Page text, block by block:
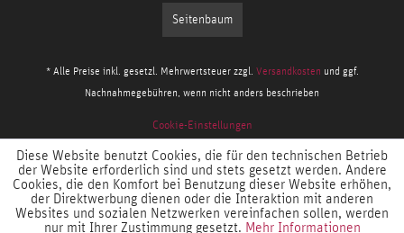
Seitenbaum
* Alle Preise inkl. gesetzl. Mehrwertsteuer zzgl. Versandkosten und ggf.
Nachnahmegebühren, wenn nicht anders beschrieben
Cookie-Einstellungen
Diese Website benutzt Cookies, die für den technischen Betrieb
der Website erforderlich sind und stets gesetzt werden. Andere
Cookies, die den Komfort bei Benutzung dieser Website erhöhen,
der Direktwerbung dienen oder die Interaktion mit anderen
Websites und sozialen Netzwerken vereinfachen sollen, werden
nur mit Ihrer Zustimmung gesetzt. Mehr Informationen